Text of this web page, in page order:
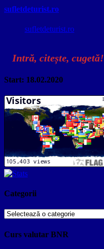
sufletdeturist.ro
sufletdeturist.ro
Intră, citește, cugetă!
Start: 18.02.2020
Categorii
Categorii
Curs valutar BNR